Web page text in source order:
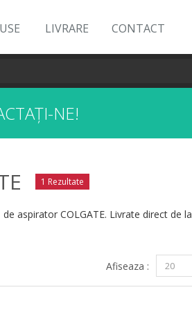
LIVRARE CONTACT
NE!
1 Rezultate
aspirator COLGATE. Livrate direct de la
Afiseaza : 20